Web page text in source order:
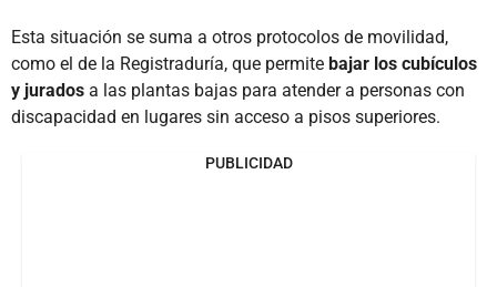
Esta situación se suma a otros protocolos de movilidad,
como el de la Registraduría, que permite bajar los cubículos
y jurados a las plantas bajas para atender a personas con
discapacidad en lugares sin acceso a pisos superiores.
PUBLICIDAD